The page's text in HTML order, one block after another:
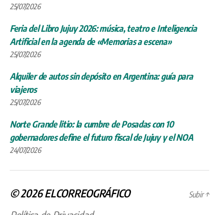
25/07/2026
Feria del Libro Jujuy 2026: música, teatro e Inteligencia
Artificial en la agenda de «Memorias a escena»
25/07/2026
Alquiler de autos sin depósito en Argentina: guía para
viajeros
25/07/2026
Norte Grande litio: la cumbre de Posadas con 10
gobernadores define el futuro fiscal de Jujuy y el NOA
24/07/2026
© 2026ELCORREOGRÁFICO
Subir↑